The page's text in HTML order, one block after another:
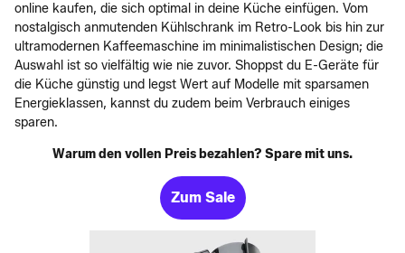
online kaufen, die sich optimal in deine Küche einfügen. Vom
nostalgisch anmutenden Kühlschrank im Retro-Look bis hin zur
ultramodernen Kaffeemaschine im minimalistischen Design; die
Auswahl ist so vielfältig wie nie zuvor. Shoppst du E-Geräte für
die Küche günstig und legst Wert auf Modelle mit sparsamen
Energieklassen, kannst du zudem beim Verbrauch einiges
sparen.
Warum den vollen Preis bezahlen? Spare mit uns.
Zum Sale